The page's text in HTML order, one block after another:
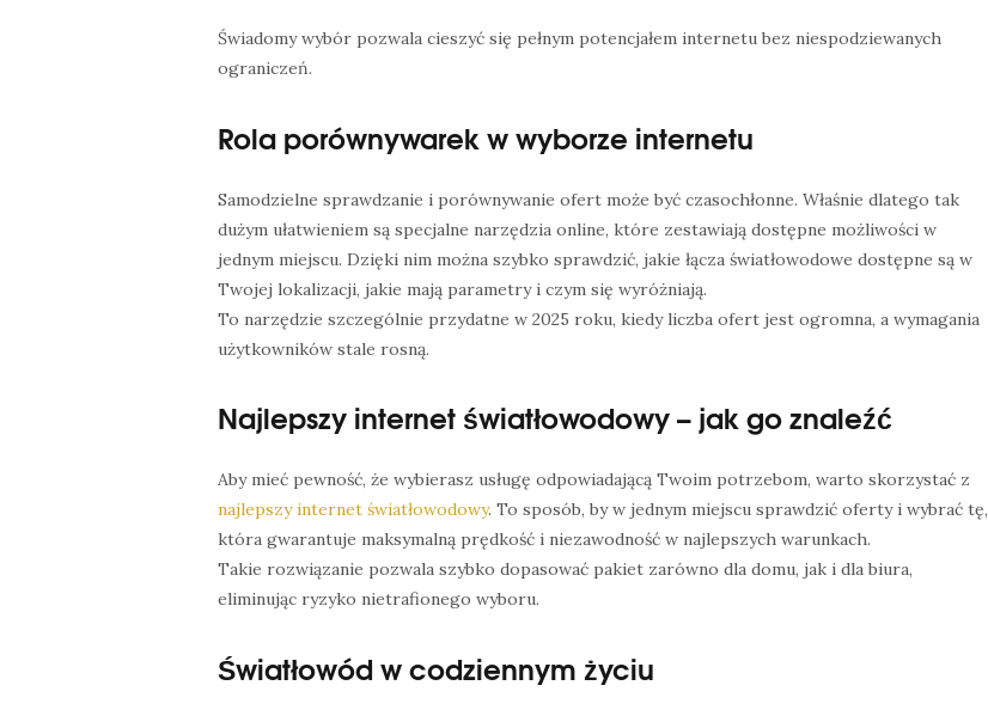
Świadomy wybór pozwala cieszyć się pełnym potencjałem internetu bez niespodziewanych
ograniczeń.
Rola porównywarek w wyborze internetu
Samodzielne sprawdzanie i porównywanie ofert może być czasochłonne. Właśnie dlatego tak
dużym ułatwieniem są specjalne narzędzia online, które zestawiają dostępne możliwości w
jednym miejscu. Dzięki nim można szybko sprawdzić, jakie łącza światłowodowe dostępne są w
Twojej lokalizacji, jakie mają parametry i czym się wyróżniają.
To narzędzie szczególnie przydatne w 2025 roku, kiedy liczba ofert jest ogromna, a wymagania
użytkowników stale rosną.
Najlepszy internet światłowodowy – jak go znaleźć
Aby mieć pewność, że wybierasz usługę odpowiadającą Twoim potrzebom, warto skorzystać z
najlepszy internet światłowodowy. To sposób, by w jednym miejscu sprawdzić oferty i wybrać tę,
która gwarantuje maksymalną prędkość i niezawodność w najlepszych warunkach.
Takie rozwiązanie pozwala szybko dopasować pakiet zarówno dla domu, jak i dla biura,
eliminując ryzyko nietrafionego wyboru.
Światłowód w codziennym życiu